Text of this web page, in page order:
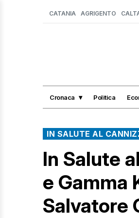
CATANIA AGRIGENTO
Cronaca Politica
IN SALUTE AL
In Salute
e Gamma
Salvatore